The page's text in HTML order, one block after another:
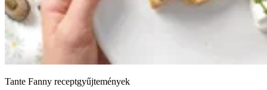
Tante Fanny receptgyűjtemények